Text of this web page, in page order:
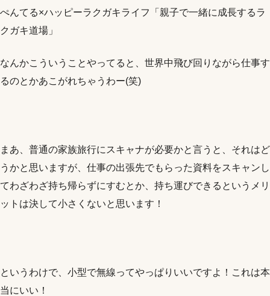
ぺんてる×ハッピーラクガキライフ「親子で一緒に成長するラ
クガキ道場」
なんかこういうことやってると、世界中飛び回りながら仕事す
るのとかあこがれちゃうわー(笑)
まあ、普通の家族旅行にスキャナが必要かと言うと、それはど
うかと思いますが、仕事の出張先でもらった資料をスキャンし
てわざわざ持ち帰らずにすむとか、持ち運びできるというメリ
ットは決して小さくないと思います！
というわけで、小型で無線ってやっぱりいいですよ！これは本
当にいい！